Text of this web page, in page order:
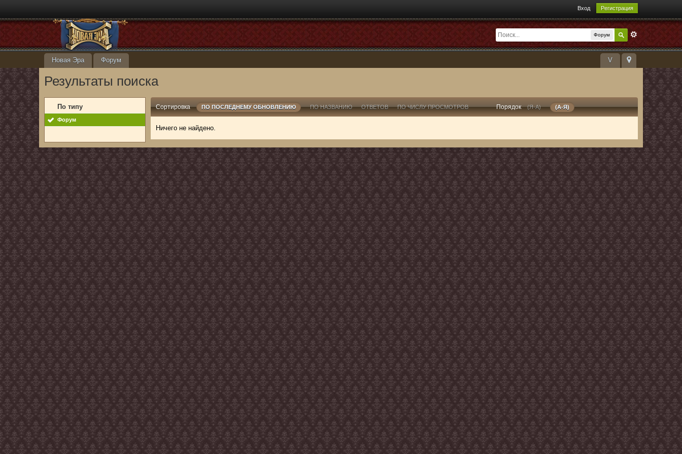
Вход Регистрация
Форум
V
Новая Эра Форум
Результаты поиска
По типу
Форум
Сортировка ПО ПОСЛЕДНЕМУ ОБНОВЛЕНИЮ ПО НАЗВАНИЮ ОТВЕТОВ ПО ЧИСЛУ ПРОСМОТРОВ Порядок (Я-А) (А-Я)
Ничего не найдено.